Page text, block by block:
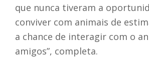
que nunca tiveram a
conviver com animais de
a chance de interagir com o
amigos”, completa.